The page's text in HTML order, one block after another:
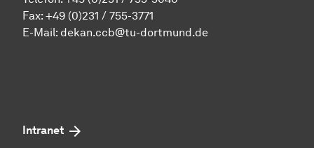
Fax: +49 (0)231 / 755-3771
E-Mail: dekan.ccb@tu-dortmund.de
Intranet